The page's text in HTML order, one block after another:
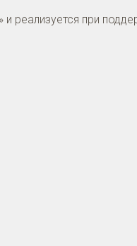
реализуется при